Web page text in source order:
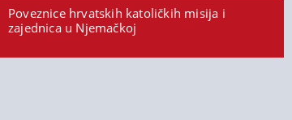
Poveznice hrvatskih katoličkih misija i
zajednica u Njemačkoj